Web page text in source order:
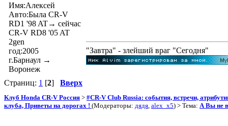
Имя:Алексей
Авто:Была CR-V
RD1 '98 AT→ сейчас
CR-V RD8 '05 AT
2gen
год:2005
г.Барнаул →
Воронеж
"Завтра" - злейший враг "Сегодня"
Страниц: 1 [2] Вверх
Клуб Honda CR-V Россия > #CR-V Club Russia: события, встречи,
клуба, Приветы на дорогах ! (Модераторы: дядя, alex_x5) > Тема: А Вы не